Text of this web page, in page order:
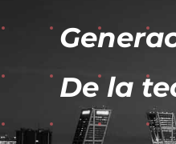
De la